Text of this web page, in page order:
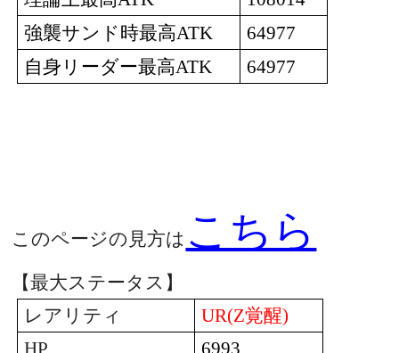
強襲サンド時最高ATK 64977
自身リーダー最高ATK 64977
このページの見方は こちら
【最大ステータス】
レアリティ
UR(Z覚醒)
HP
6993